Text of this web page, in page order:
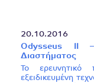
20.10.2016
Odysseus II –
Διαστήματος
Το
εξειδικευμένη